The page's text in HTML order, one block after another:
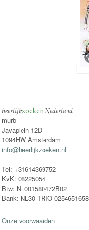
heerlijkzoekenNederland
murb
Javaplein 12D
1094HW Amsterdam
info@heerlijkzoeken.nl
Tel: +31614369752
KvK: 08225054
Btw: NL001580472B02
Bank: NL30 TRIO 0254651658
Onze voorwaarden